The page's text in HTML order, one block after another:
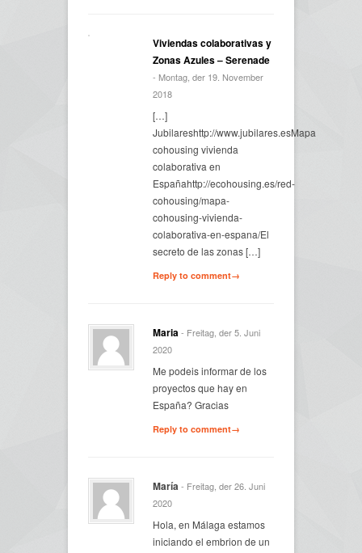
Viviendas colaborativas y
Zonas Azules – Serenade
- Montag, der 19. November
2018
[…]
Jubilareshttp://www.jubilares.esMapa
cohousing vivienda
colaborativa en
Españahttp://ecohousing.es/red-
cohousing/mapa-
cohousing-vivienda-
colaborativa-en-espana/El
secreto de las zonas […]
Reply to comment→
Maria- Freitag, der 5. Juni
2020
Me podeis informar de los
proyectos que hay en
España? Gracias
Reply to comment→
María- Freitag, der 26. Juni
2020
Hola, en Málaga estamos
iniciando el embrion de un